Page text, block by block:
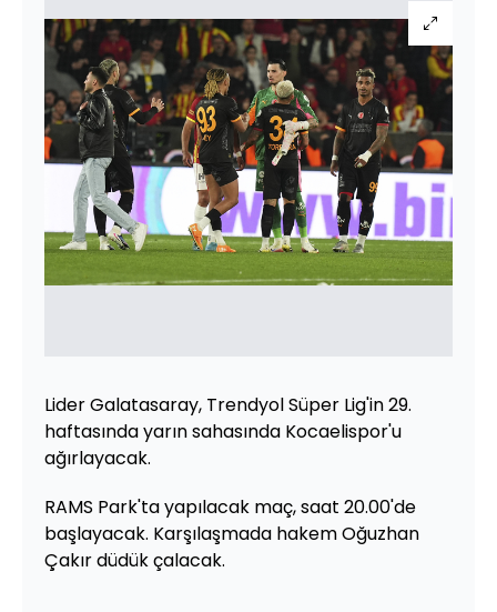
Lider Galatasaray, Trendyol Süper Lig'in 29.
haftasında yarın sahasında Kocaelispor'u
ağırlayacak.
RAMS Park'ta yapılacak maç, saat 20.00'de
başlayacak. Karşılaşmada hakem Oğuzhan
Çakır düdük çalacak.